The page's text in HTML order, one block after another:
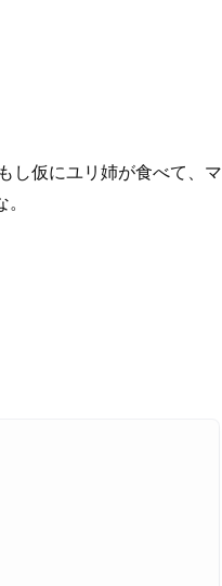
し仮にユリ姉が食べて、マ